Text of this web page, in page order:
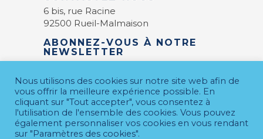
6 bis, rue Racine
92500 Rueil-Malmaison
ABONNEZ-VOUS À NOTRE
NEWSLETTER
E-mail*
Nous utilisons des cookies sur notre site web afin de
vous offrir la meilleure expérience possible. En
cliquant sur "Tout accepter", vous consentez à
l'utilisation de l'ensemble des cookies. Vous pouvez
également personnaliser vos cookies en vous rendant
sur "Paramètres des cookies".